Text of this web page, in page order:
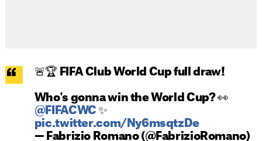
🚨🏆 FIFA Club World Cup full draw!
Who's gonna win the World Cup? 👀
@FIFACWC ✨
pic.twitter.com/Ny6msqtzDe
— Fabrizio Romano (@FabrizioRomano)